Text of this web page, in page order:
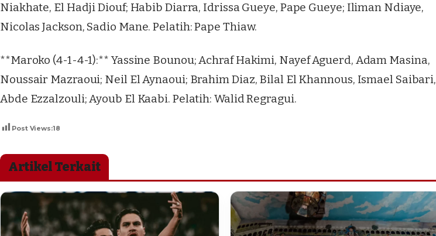
Niakhate, El Hadji Diouf; Habib Diarra, Idrissa Gueye, Pape Gueye; Iliman Ndiaye,
Nicolas Jackson, Sadio Mane. Pelatih: Pape Thiaw.
**Maroko (4-1-4-1):** Yassine Bounou; Achraf Hakimi, Nayef Aguerd, Adam Masina,
Noussair Mazraoui; Neil El Aynaoui; Brahim Diaz, Bilal El Khannous, Ismael Saibari,
Abde Ezzalzouli; Ayoub El Kaabi. Pelatih: Walid Regragui.
Post Views:18
Artikel Terkait